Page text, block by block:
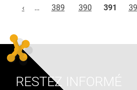
‹
… 389 390 391
RESTEZ INFORMÉ